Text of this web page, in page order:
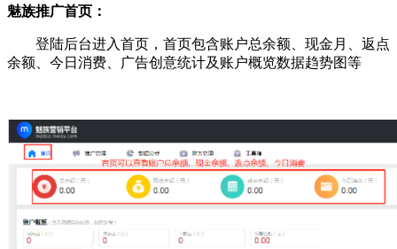
魅族推广首页：
登陆后台进入首页，首页包含账户总余额、现金月、返点
余额、今日消费、广告创意统计及账户概览数据趋势图等